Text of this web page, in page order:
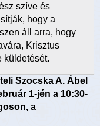
szíve és
hogy a
áll arra, hogy
Krisztus
küldetését.
Szocska A. Ábel
1-jén a 10:30-
a